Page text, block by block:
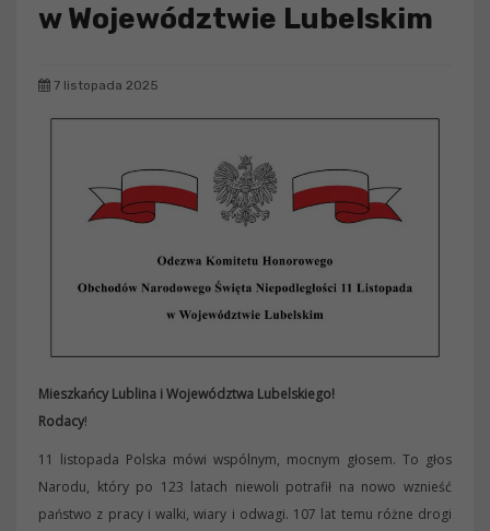
w Województwie Lubelskim
7 listopada 2025
Mieszkańcy Lublina i Województwa Lubelskiego!
Rodacy!
11 listopada Polska mówi wspólnym, mocnym głosem. To głos
Narodu, który po 123 latach niewoli potrafił na nowo wznieść
państwo z pracy i walki, wiary i odwagi. 107 lat temu różne drogi